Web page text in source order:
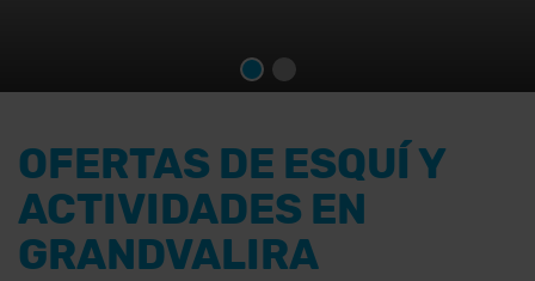
OFERTAS DE ESQUÍ Y
ACTIVIDADES EN
GRANDVALIRA